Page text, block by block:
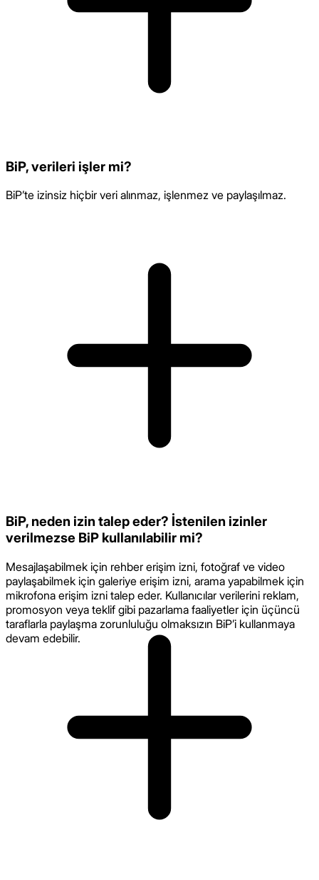
BiP, verileri işler mi?
BiP’te izinsiz hiçbir veri alınmaz, işlenmez ve paylaşılmaz.
BiP, neden izin talep eder? İstenilen izinler
verilmezse BiP kullanılabilir mi?
Mesajlaşabilmek için rehber erişim izni, fotoğraf ve video
paylaşabilmek için galeriye erişim izni, arama yapabilmek için
mikrofona erişim izni talep eder. Kullanıcılar verilerini reklam,
promosyon veya teklif gibi pazarlama faaliyetler için üçüncü
taraflarla paylaşma zorunluluğu olmaksızın BiP’i kullanmaya
devam edebilir.